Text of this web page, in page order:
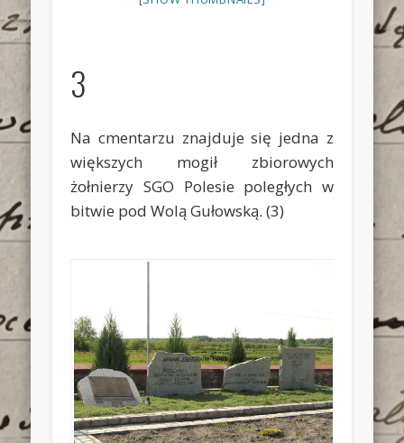
3
Na cmentarzu znajduje się jedna z
większych mogił zbiorowych
żołnierzy SGO Polesie poległych w
bitwie pod Wolą Gułowską.(3)